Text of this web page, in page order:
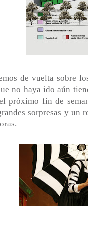
de vuelta sobre
no haya ido aún
próximo fin de
sorpresas y un